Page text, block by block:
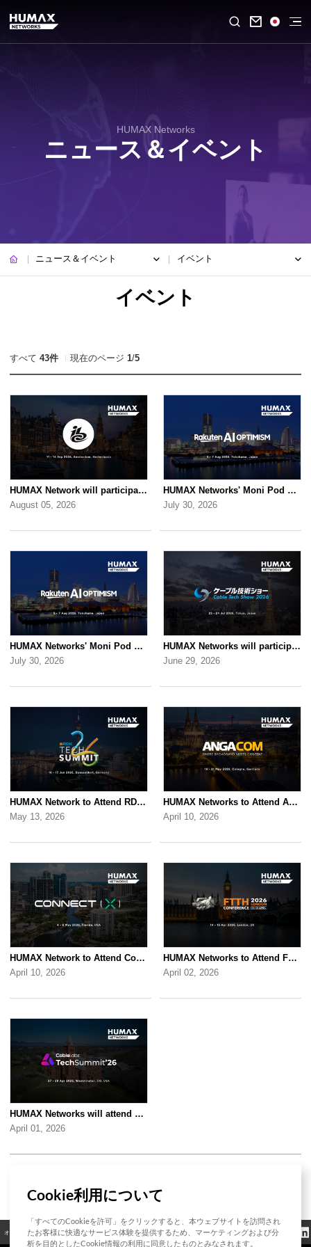

HUMAX Networks
ニュース＆イベント
ニュース＆イベント イベント
すべて 43件 現在のページ 1/5
HUMAX Network will participate in IBC2026
August 05, 2026
HUMAX Networks' Moni Pod will be showcased at Rakuten AI Optimism 2026
July 30, 2026
HUMAX Networks' Moni Pod will be showcased at Rakuten AI Optimism 2026
July 30, 2026
HUMAX Networks will participate in Cable Tech Show 2026
June 29, 2026
HUMAX Network to Attend RDK Tech Summit 2026 in Duesseldorf
May 13, 2026
HUMAX Networks to Attend ANGA COM 2026
April 10, 2026
HUMAX Network to Attend Connect (X) 2026
April 10, 2026
HUMAX Networks to Attend FTTH Conference 2026
April 02, 2026
HUMAX Networks will attend CableLabs Tech Summit 2026
April 01, 2026
オープンソース 認証 お問い合わせ
クッキーポリシ
ー
規制情報
Cookie利用について
「すべてのCookieを許可」をクリックすると、本ウェブサイトを訪問され
たお客様に快適なサービス体験を提供するため、マーケティングおよび分
析を目的としたCookie情報の利用に同意したものとみなされます。